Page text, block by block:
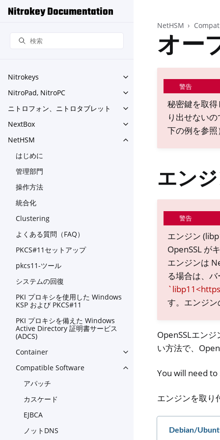
Nitrokey Documentation
Nitrokeys
Toggle navigation of
NitroPad, NitroPC
Toggle navigation of
ニトロフォン、ニトロタブレット
Toggle navigation of ニトロ
NextBox
Toggle navigation of NextBox
NetHSM
Toggle navigation of NetHSM
はじめに
管理部門
操作方法
統合化
Clustering
よくある質問（FAQ）
PKCS#11セットアップ
pkcs11-ツール
システムの回復
PKI プロキシを使用した Windows
KSP および PKCS#11
PKI プロキシを備えた Windows
Active Directory 証明書サービス
(ADCS)
Container
Toggle navigation of
Compatible Software
Toggle navigation of
アパッチ
カスケード
EJBCA
ノットDNS
NetHSM
オー
警告
秘密鍵を取
り出せない
下の例を参照
エン
警告
エンジン
OpenSSL が
エンジンは
る場合は、
す。エンジ
OpenSSLエン
い方法で、
You will need
エンジンを取り
Debian/